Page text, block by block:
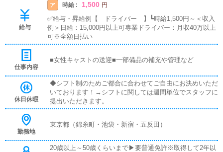
給与
ア 時給 : 1,500 円
✅給与・昇給例【 ドライバー 】┗時給1,500円～＜収入
例＞日給：15,000円以上可専業ドライバー：月収40万以上
可※全額日払い
仕事内容
■女性キャストの送迎■一部備品の補充や管理など
休日休暇
◆シフト制のためご都合に合わせてご自由にお決めいただ
いております！→シフトに関しては週間単位でスタッフに
提出いただきます。
勤務地
東京都（錦糸町・池袋・新宿・五反田）
20歳以上～50歳くらいまで▶要普通免許※取得して2年以